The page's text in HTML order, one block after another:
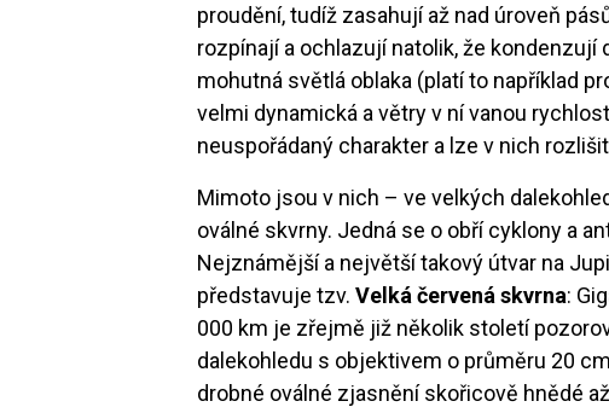
proudění, tudíž zasahují až nad úroveň
rozpínají a ochlazují natolik, že
mohutná světlá oblaka (platí to například
velmi dynamická a větry v ní vanou
neuspořádaný charakter a lze v nich
Mimoto jsou v nich – ve velkých
oválné skvrny. Jedná se o obří cyklony a
Nejznámější a největší takový útvar na
představuje tzv.Velká červená skvrna:
000 km je zřejmě již několik století
dalekohledu s objektivem o průměru 20
drobné oválné zjasnění skořicově hnědé